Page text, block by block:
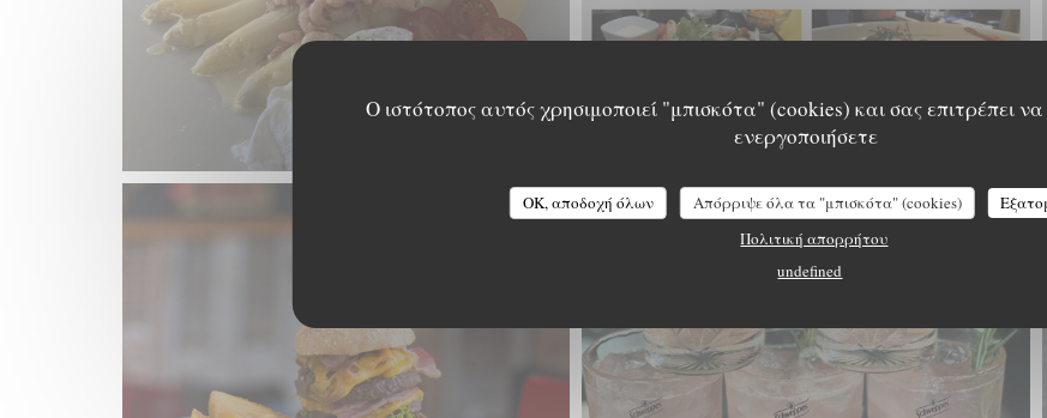
Ο ιστότοπος αυτός χρησιμοποιεί "μπισκότα" (cookies) και σας επιτρέπει
ενεργοποιήσετε
OK, αποδοχή όλων Απόρριψε όλα τα "μπισκότα" (cookies)
Πολιτική απορρήτου
undefined